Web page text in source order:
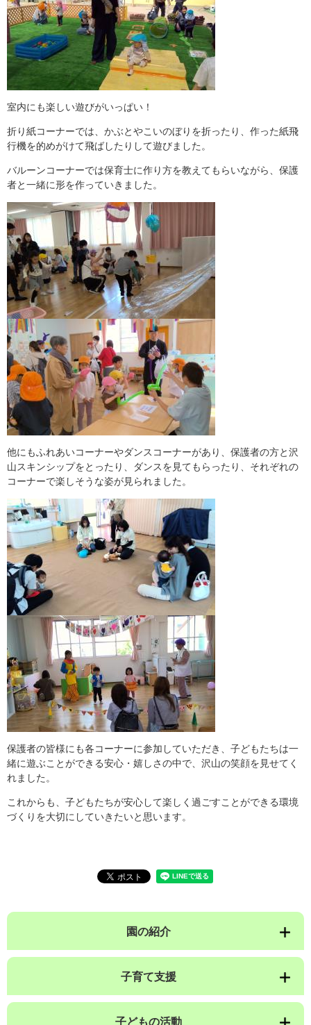
室内にも楽しい遊びがいっぱい！
折り紙コーナーでは、かぶとやこいのぼりを折ったり、作った紙飛
行機を的めがけて飛ばしたりして遊びました。
バルーンコーナーでは保育士に作り方を教えてもらいながら、保護
者と一緒に形を作っていきました。
他にもふれあいコーナーやダンスコーナーがあり、保護者の方と沢
山スキンシップをとったり、ダンスを見てもらったり、それぞれの
コーナーで楽しそうな姿が見られました。
保護者の皆様にも各コーナーに参加していただき、子どもたちは一
緒に遊ぶことができる安心・嬉しさの中で、沢山の笑顔を見せてく
れました。
これからも、子どもたちが安心して楽しく過ごすことができる環境
づくりを大切にしていきたいと思います。
園の紹介
子育て支援
子どもの活動